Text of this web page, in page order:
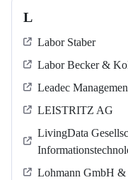
L
Labor Staber
Labor Becker &
Leadec
LEISTRITZ AG
LivingData
Lohmann GmbH